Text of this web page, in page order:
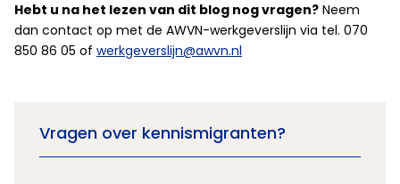
Hebt u na het lezen van dit blog nog vragen? Neem
dan contact op met de AWVN-werkgeverslijn via tel. 070
850 86 05 of werkgeverslijn@awvn.nl
Vragen over kennismigranten?